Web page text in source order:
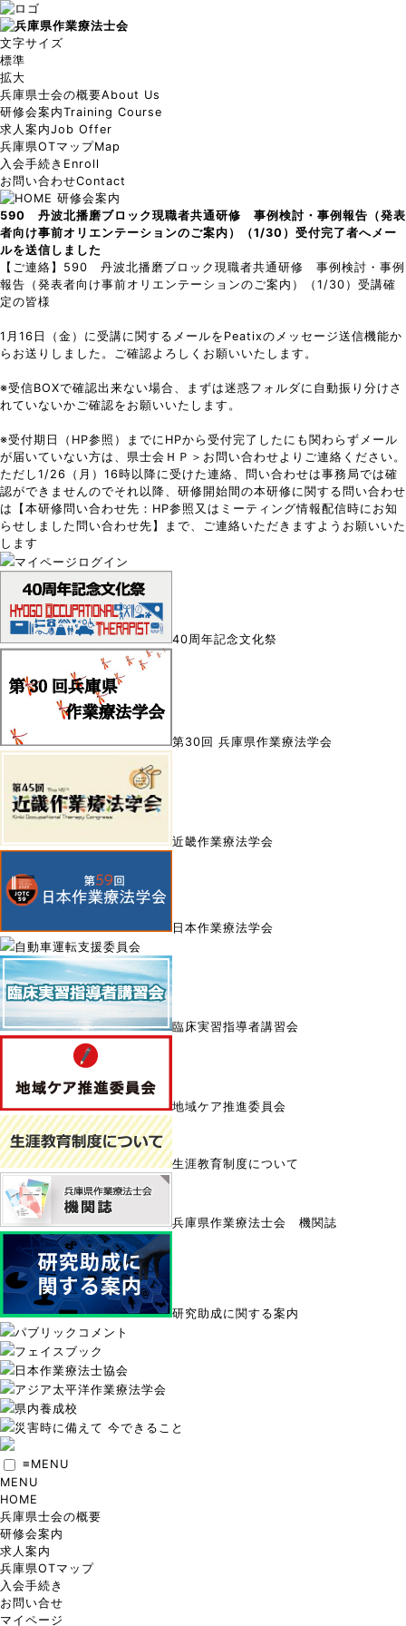
文字サイズ
標準
拡大
兵庫県士会の概要About Us
研修会案内Training Course
求人案内Job Offer
兵庫県OTマップMap
入会手続き Enroll
お問い合わせContact
研修会案内
590 丹波北播磨ブロック現職者共通研修 事例検討・事例報告（発表
者向け事前オリエンテーションのご案内）（1/30）受付完了者へメー
ルを送信しました
【ご連絡】590 丹波北播磨ブロック現職者共通研修 事例検討・事例
報告（発表者向け事前オリエンテーションのご案内）（1/30）受講確
定の皆様
1月16日（金）に受講に関するメールをPeatixのメッセージ送信機能か
らお送りしました。ご確認よろしくお願いいたします。
※受信BOXで確認出来ない場合、まずは迷惑フォルダに自動振り分けさ
れていないかご確認をお願いいたします。
※受付期日（HP参照）までにHPから受付完了したにも関わらずメール
が届いていない方は、県士会ＨＰ＞お問い合わせよりご連絡ください。
ただし1/26（月）16時以降に受けた連絡、問い合わせは事務局では確
認ができませんのでそれ以降、研修開始間の本研修に関する問い合わせ
は【本研修問い合わせ先：HP参照又はミーティング情報配信時にお知
らせしました問い合わせ先】まで、ご連絡いただきますようお願いいた
します
マイページログイン
40周年記念文化祭
第30回 兵庫県作業療法学会
近畿作業療法学会
日本作業療法学会
自動車運転支援委員会
臨床実習指導者講習会
地域ケア推進委員会
生涯教育制度について
兵庫県作業療法士会 機関誌
研究助成に関する案内
パブリックコメント
フェイスブック
日本作業療法士協会
アジア太平洋作業療法学会
県内養成校
災害時に備えて 今できること
≡ MENU
MENU
HOME
兵庫県士会の概要
研修会案内
求人案内
兵庫県OTマップ
入会手続き
お問い合せ
マイページ